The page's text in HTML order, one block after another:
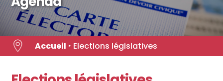
 Accueil ‣ Elections législatives